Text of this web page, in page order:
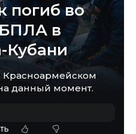
погиб во
в
Кубани
Красноармейском
данный момент.